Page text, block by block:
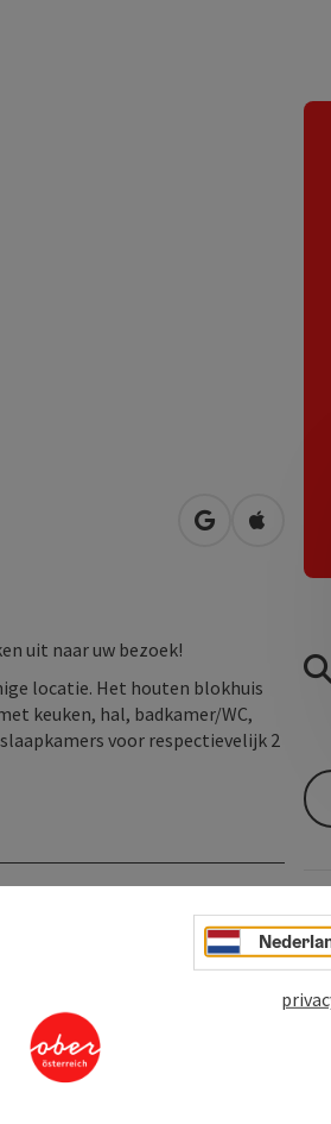
Openen inOpenen
uit naar uw bezoek!
locatie. Het houten blokhuis
keuken, hal, badkamer/WC,
voor respectievelijk 2